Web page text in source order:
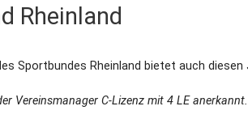
Rheinland
Sportbundes Rheinland bietet auch
Vereinsmanager C-Lizenz mit 4 LE anerkannt.